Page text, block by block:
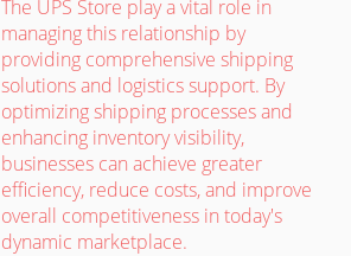
The UPS Store play a vital role in
managing this relationship by
providing comprehensive shipping
solutions and logistics support. By
optimizing shipping processes and
enhancing inventory visibility,
businesses can achieve greater
efficiency, reduce costs, and improve
overall competitiveness in today's
dynamic marketplace.